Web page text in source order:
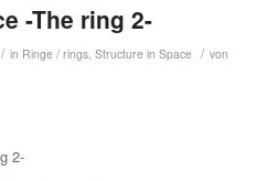
-The ring 2-
/ in Ringe / rings, Structure in Space / von